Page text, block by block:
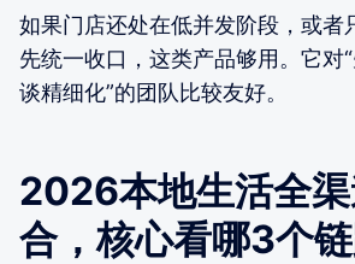
如果门店还处在低并发阶段，或者
先统一收口，这类产品够用。它对
谈精细化”的团队比较友好。
2026本地生活全
合，核心看哪3个